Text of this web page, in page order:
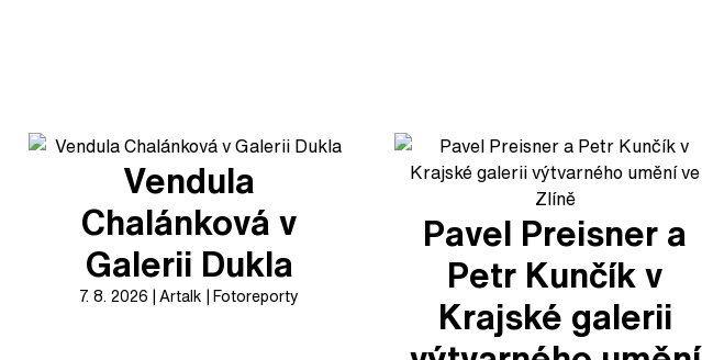
Vendula
Chalánková v
Galerii Dukla
7. 8. 2026 Artalk Fotoreporty
Pavel Preisner a
Petr Kunčík v
Krajské galerii